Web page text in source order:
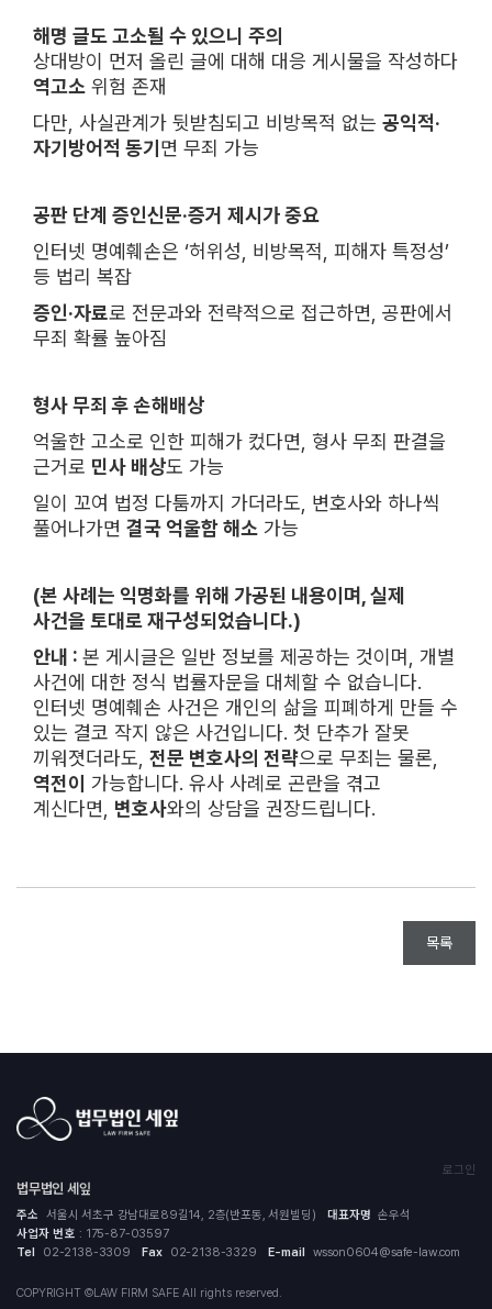
해명 글도 고소될 수 있으니 주의
상대방이 먼저 올린 글에 대해 대응 게시물을 작성하다
역고소 위험 존재
다만, 사실관계가 뒷받침되고 비방목적 없는 공익적‧
자기방어적 동기 면 무죄 가능
공판 단계 증인신문‧증거 제시가 중요
인터넷 명예훼손은 ‘허위성, 비방목적, 피해자 특정성’
등 법리 복잡
증인·자료로 전문과와 전략적으로 접근하면, 공판에서
무죄 확률 높아짐
형사 무죄 후 손해배상
억울한 고소로 인한 피해가 컸다면, 형사 무죄 판결을
근거로 민사 배상도 가능
일이 꼬여 법정 다툼까지 가더라도, 변호사와 하나씩
풀어나가면 결국 억울함 해소 가능
(본 사례는 익명화를 위해 가공된 내용이며, 실제
사건을 토대로 재구성되었습니다.)
안내 : 본 게시글은 일반 정보를 제공하는 것이며, 개별
사건에 대한 정식 법률자문을 대체할 수 없습니다.
인터넷 명예훼손 사건은 개인의 삶을 피폐하게 만들 수
있는 결코 작지 않은 사건입니다. 첫 단추가 잘못
끼워졋더라도, 전문 변호사의 전략으로 무죄는 물론,
역전이 가능합니다. 유사 사례로 곤란을 겪고
계신다면, 변호사와의 상담을 권장드립니다.
목록
법무법인 세잎
주소 서울시 서초구 강남대로89길14, 2층(반포동, 서원빌딩) 대표자명 손우석
사업자 번호 : 175-87-03597
Tel
02-2138-3309 Fax 02-2138-3329 E-mail wsson0604@safe-law.com
COPYRIGHT ©LAW FIRM SAFE All rights reserved.
로그인